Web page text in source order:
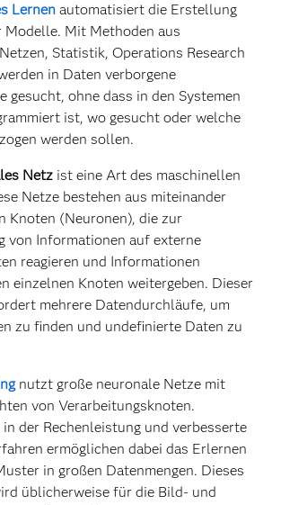
Lernen automatisiert die Erstellung
Modelle. Mit Methoden aus
Statistik, Operations Research
in Daten verborgene
gesucht, ohne dass in den Systemen
ist, wo gesucht oder welche
werden sollen.
Netz ist eine Art des maschinellen
Netze bestehen aus miteinander
Knoten (Neuronen), die zur
von Informationen auf externe
reagieren und Informationen
einzelnen Knoten weitergeben. Dieser
mehrere Datendurchläufe, um
zu finden und undefinierte Daten zu
nutzt große neuronale Netze mit
von Verarbeitungsknoten.
der Rechenleistung und verbesserte
ermöglichen dabei das Erlernen
in großen Datenmengen. Dieses
üblicherweise für die Bild- und